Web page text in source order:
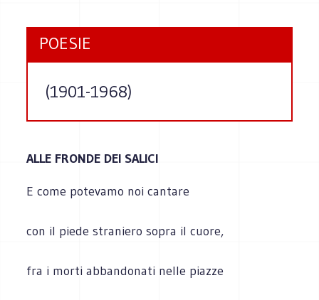
POESIE
(1901-1968)
ALLE FRONDE DEI SALICI
E come potevamo noi cantare
con il piede straniero sopra il cuore,
fra i morti abbandonati nelle piazze